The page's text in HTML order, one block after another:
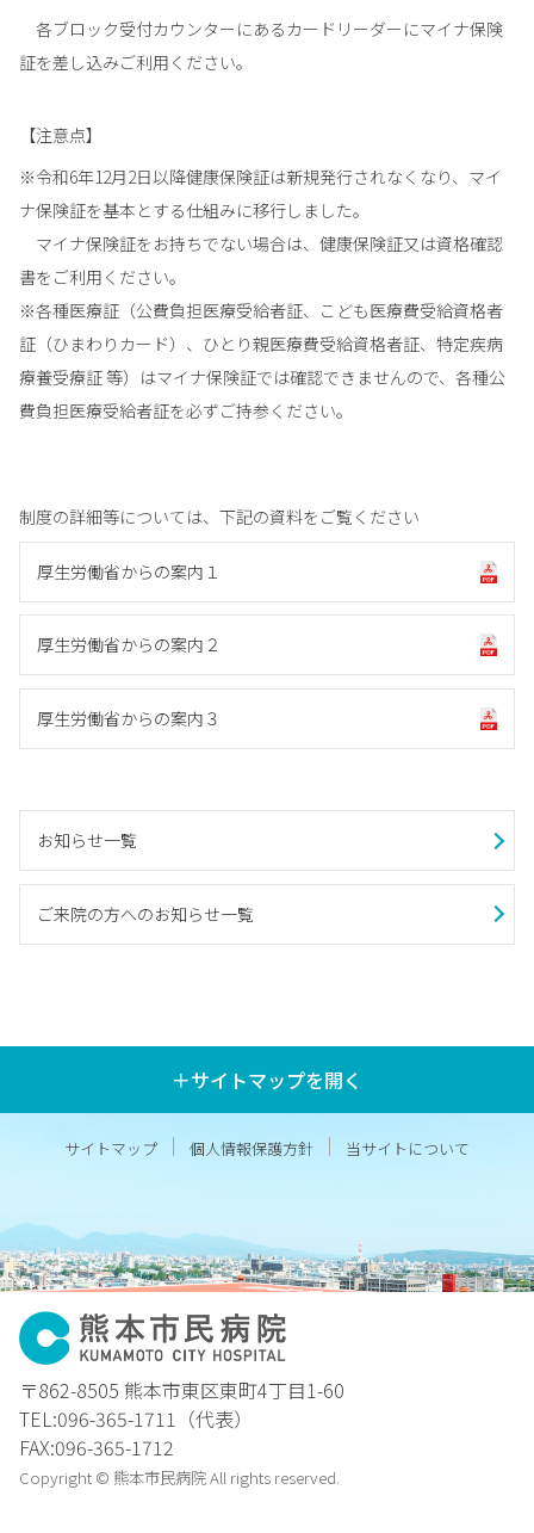
各ブロック受付カウンターにあるカードリーダーにマイナ保険
証を差し込みご利用ください。
【注意点】
※令和6年12月2日以降健康保険証は新規発行されなくなり、マイ
ナ保険証を基本とする仕組みに移行しました。
マイナ保険証をお持ちでない場合は、健康保険証又は資格確認
書をご利用ください。
※各種医療証（公費負担医療受給者証、こども医療費受給資格者
証（ひまわりカード）、ひとり親医療費受給資格者証、特定疾病
療養受療証 等）はマイナ保険証では確認できませんので、各種公
費負担医療受給者証を必ずご持参ください。
制度の詳細等については、下記の資料をご覧ください
厚生労働省からの案内１
厚生労働省からの案内２
厚生労働省からの案内３
お知らせ一覧
ご来院の方へのお知らせ一覧
＋サイトマップを開く
サイトマップ 個人情報保護方針 当サイトについて
〒862-8505 熊本市東区東町4丁目1-60
TEL:096-365-1711（代表）
FAX:096-365-1712
Copyright © 熊本市民病院 All rights reserved.